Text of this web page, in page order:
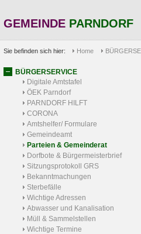
GEMEINDE PARNDORF
Sie befinden sich hier: Home
BÜRGERSERVICE
Digitale Amtstafel
ÖEK Parndorf
PARNDORF HILFT
CORONA
Amtshelfer/ Formulare
Gemeindeamt
Parteien & Gemeinderat
Dorfbote & Bürgermeisterbrief
Sitzungsprotokoll GRS
Bekanntmachungen
Sterbefälle
Wichtige Adressen
Abwasser und Kanalisation
Müll & Sammelstellen
Wichtige Termine